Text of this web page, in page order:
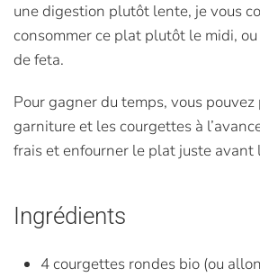
une digestion plutôt lente, je vous
consommer ce plat plutôt le midi,
de feta.
Pour gagner du temps, vous
garniture et les courgettes à
frais et enfourner le plat juste avant
Ingrédients
4 courgettes rondes bio (ou